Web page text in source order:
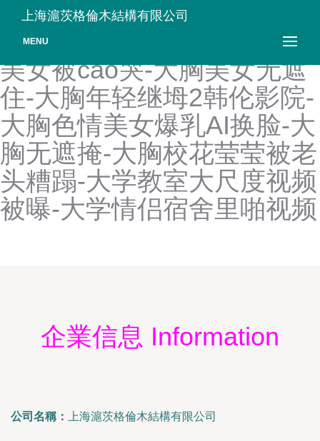
大香伊蕉在人线国产手机看
片-大香伊蕉最新视频-大胸
美女被cao哭-大胸美女无遮
住-大胸年轻继坶2韩伦影院-
大胸色情美女爆乳AI换脸-大
胸无遮掩-大胸校花莹莹被老
头糟蹋-大学教室大尺度视频
被曝-大学情侣宿舍里啪视频
上海滬茨格倫木結構有限公司
MENU
企業信息 Information
公司名稱： 上海滬茨格倫木結構有限公司